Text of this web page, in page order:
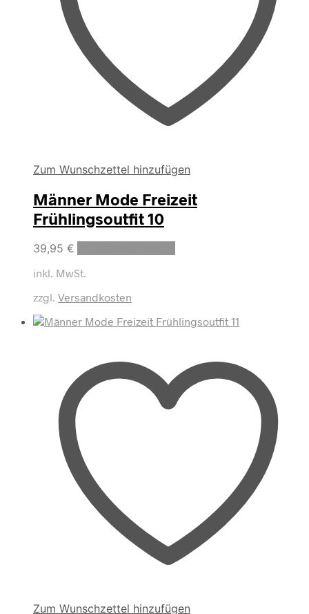
Zum Wunschzettel hinzufügen
Männer Mode Freizeit
Frühlingsoutfit 10
39,95 €
inkl. MwSt.
zzgl. Versandkosten
Zum Wunschzettel hinzufügen